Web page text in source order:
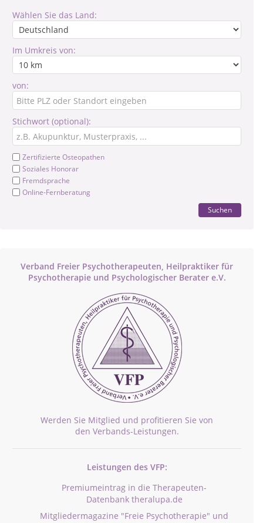
Wählen Sie das Land:
Im Umkreis von:
von:
Stichwort (optional):
Zertifizierte Osteopathen
Soziales Honorar
Fremdsprache
Online-Fernberatung
Suchen
Verband Freier Psychotherapeuten, Heilpraktiker für
Psychotherapie und Psychologischer Berater e.V.
Werden Sie Mitglied und profitieren Sie von
den Verbands-Leistungen.
Leistungen des VFP:
Premiumeintrag in die Therapeuten-
Datenbank theralupa.de
Mitgliedermagazine "Freie Psychotherapie" und